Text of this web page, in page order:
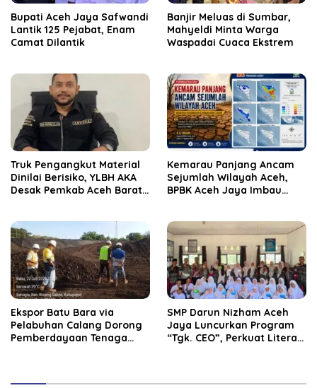
Bupati Aceh Jaya Safwandi
Lantik 125 Pejabat, Enam
Camat Dilantik
Banjir Meluas di Sumbar,
Mahyeldi Minta Warga
Waspadai Cuaca Ekstrem
Truk Pengangkut Material
Dinilai Berisiko, YLBH AKA
Desak Pemkab Aceh Barat
Kemarau Panjang Ancam
Sejumlah Wilayah Aceh,
BPBK Aceh Jaya Imbau
‎Ekspor Batu Bara via
Pelabuhan Calang Dorong
Pemberdayaan Tenaga
SMP Darun Nizham Aceh
Jaya Luncurkan Program
“Tgk. CEO”, Perkuat Literasi